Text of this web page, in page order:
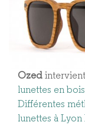
Ozed
lunettes en
Différentes
lunettes à Lyon